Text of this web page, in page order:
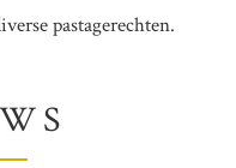
pastagerechten.